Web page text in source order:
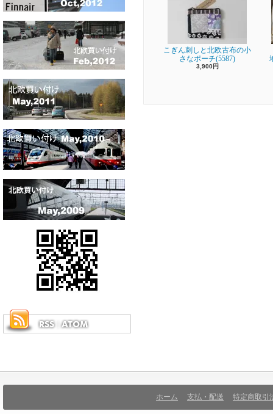
こぎん刺しと北欧古布の小
さなポーチ(5587)
3,900円
ホーム 支払・配送 特定商取引